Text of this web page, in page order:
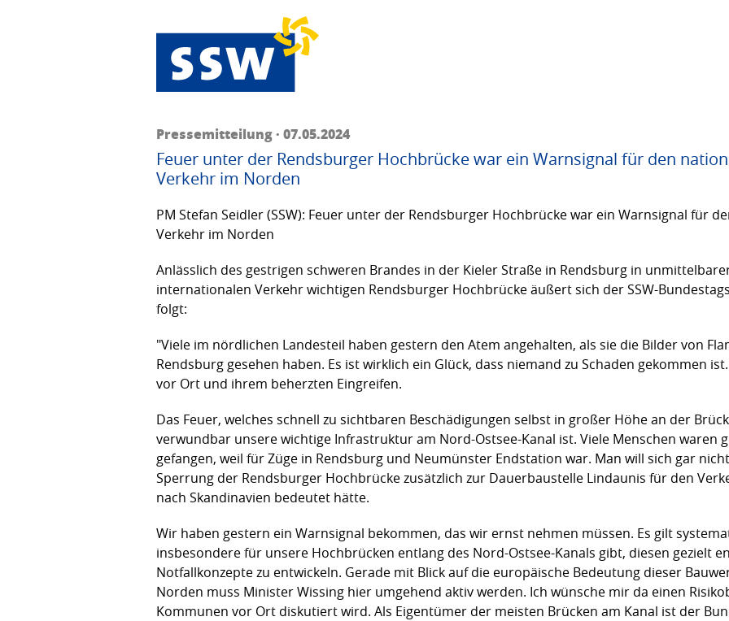
Pressemitteilung · 07.05.2024
Feuer unter der Rendsburger Hochbrücke war ein Warnsignal für den
Verkehr im Norden
PM Stefan Seidler (SSW): Feuer unter der Rendsburger Hochbrücke war ein Warnsignal für
Verkehr im Norden
Anlässlich des gestrigen schweren Brandes in der Kieler Straße in Rendsburg in
internationalen Verkehr wichtigen Rendsburger Hochbrücke äußert sich der SSW-
folgt:
"Viele im nördlichen Landesteil haben gestern den Atem angehalten, als sie die Bilder von
Rendsburg gesehen haben. Es ist wirklich ein Glück, dass niemand zu Schaden gekommen
vor Ort und ihrem beherzten Eingreifen.
Das Feuer, welches schnell zu sichtbaren Beschädigungen selbst in großer Höhe an der
verwundbar unsere wichtige Infrastruktur am Nord-Ostsee-Kanal ist. Viele Menschen waren
gefangen, weil für Züge in Rendsburg und Neumünster Endstation war. Man will sich gar
Sperrung der Rendsburger Hochbrücke zusätzlich zur Dauerbaustelle Lindaunis für den
nach Skandinavien bedeutet hätte.
Wir haben gestern ein Warnsignal bekommen, das wir ernst nehmen müssen. Es gilt
insbesondere für unsere Hochbrücken entlang des Nord-Ostsee-Kanals gibt, diesen gezielt
Notfallkonzepte zu entwickeln. Gerade mit Blick auf die europäische Bedeutung dieser
Norden muss Minister Wissing hier umgehend aktiv werden. Ich wünsche mir da einen
Kommunen vor Ort diskutiert wird. Als Eigentümer der meisten Brücken am Kanal ist der